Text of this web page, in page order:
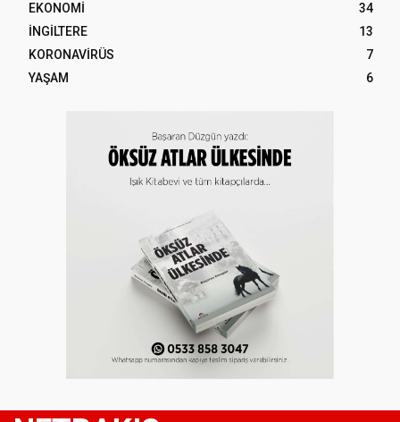
EKONOMİ
34
İNGİLTERE
13
KORONAVİRÜS
7
YAŞAM
6